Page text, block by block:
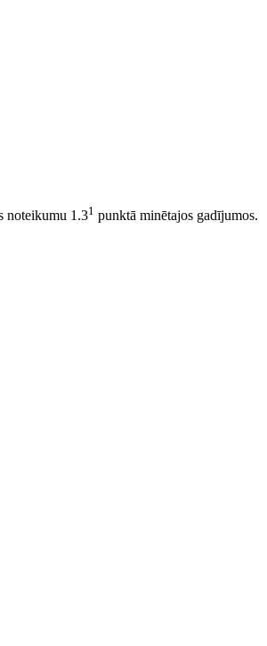
noteikumu 1.31 punktā minētajos gadījumos.